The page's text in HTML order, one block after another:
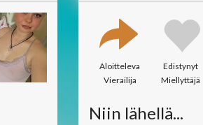
Aloitteleva
Vierailija
Edistynyt
Miellyttäjä
Niin lähellä...